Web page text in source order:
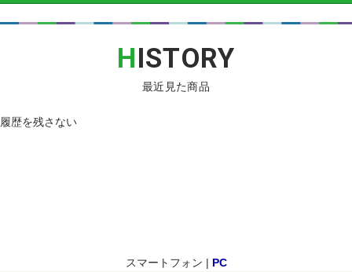
HISTORY
最近見た商品
履歴を残さない
スマートフォン | PC